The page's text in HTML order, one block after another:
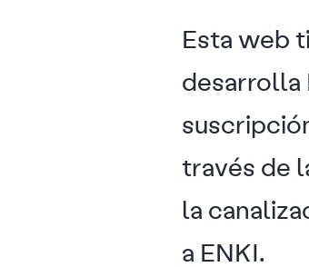
Esta web
desarrolla
través de
la
a ENKI.